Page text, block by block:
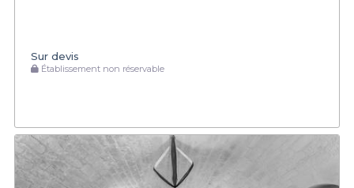
Sur devis
Établissement non réservable